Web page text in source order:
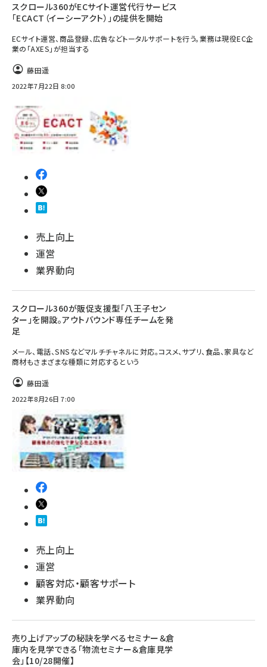
スクロール360がECサイト運営代行サービス
「ECACT（イーシーアクト）」の提供を開始
ECサイト運営、商品登録、広告などトータルサポートを行う。業務は現役EC企
業の「AXES」が担当する
藤田遥
2022年7月22日 8:00
売上向上
運営
業界動向
スクロール360が販促支援型「八王子セン
ター」を開設。アウトバウンド専任チームを発
足
メール、電話、SNSなどマルチチャネルに対応。コスメ、サプリ、食品、家具など
商材もさまざまな種類に対応するという
藤田遥
2022年8月26日 7:00
売上向上
運営
顧客対応・顧客サポート
業界動向
売り上げアップの秘訣を学べるセミナー＆倉
庫内を見学できる「物流セミナー＆倉庫見学
会」【10/28開催】